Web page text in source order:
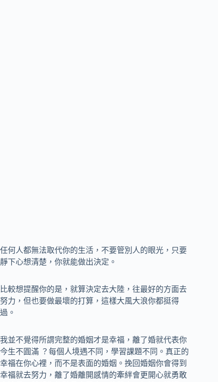
任何人都無法取代你的生活，不要管別人的眼光，只要
靜下心想清楚，你就能做出決定。
比較想提醒你的是，就算決定去大陸，往最好的方面去
努力，但也要做最壞的打算，這樣大風大浪你都挺得
過。
我並不覺得所謂完整的婚姻才是幸福，離了婚就代表你
今生不圓滿 ？每個人境遇不同，學習課題不同。真正的
幸福在你心裡，而不是表面的婚姻。挽回婚姻你會得到
幸福就去努力，離了婚離開感情的牽絆會更開心就勇敢